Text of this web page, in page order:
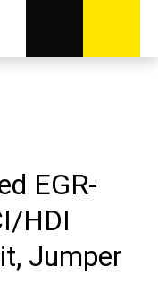
EGR-
HDI
Jumper